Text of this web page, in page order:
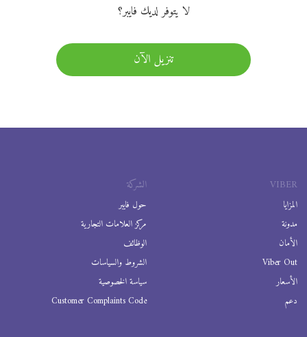
لا يتوفر لديك فايبر؟
تنزيل الآن
VIBER
المزايا
مدونة
الأمان
Viber Out
الأسعار
دعم
الشركة
حول فايبر
مركز العلامات التجارية
الوظائف
الشروط والسياسات
سياسة الخصوصية
Customer Complaints Code